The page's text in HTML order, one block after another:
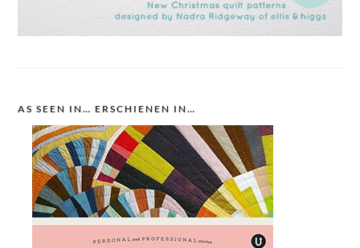
AS SEEN IN… ERSCHIENEN IN…